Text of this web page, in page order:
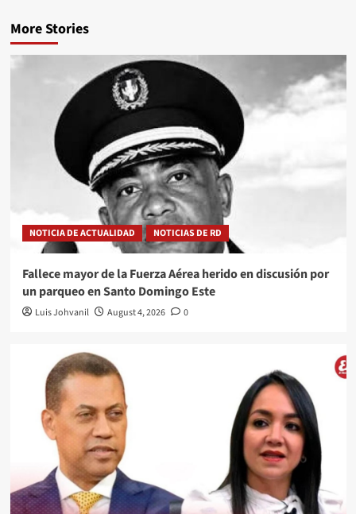
More Stories
NOTICIA DE ACTUALIDAD NOTICIAS DE RD
Fallece mayor de la Fuerza Aérea herido en discusión por
un parqueo en Santo Domingo Este
Luis Johvanil August 4, 2026 0